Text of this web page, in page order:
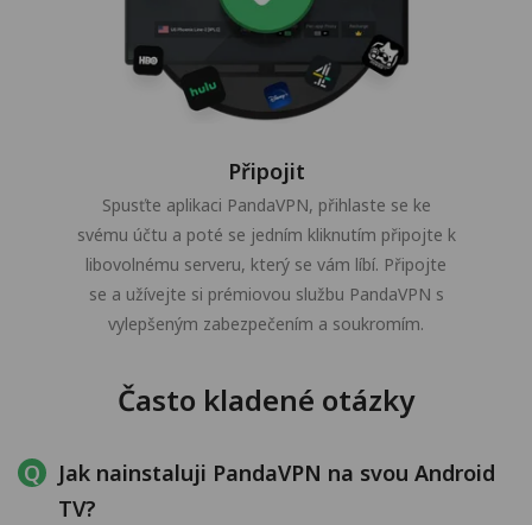
Připojit
Spusťte aplikaci PandaVPN, přihlaste se ke
svému účtu a poté se jedním kliknutím připojte k
libovolnému serveru, který se vám líbí. Připojte
se a užívejte si prémiovou službu PandaVPN s
vylepšeným zabezpečením a soukromím.
Často kladené otázky
Jak nainstaluji PandaVPN na svou Android
TV?